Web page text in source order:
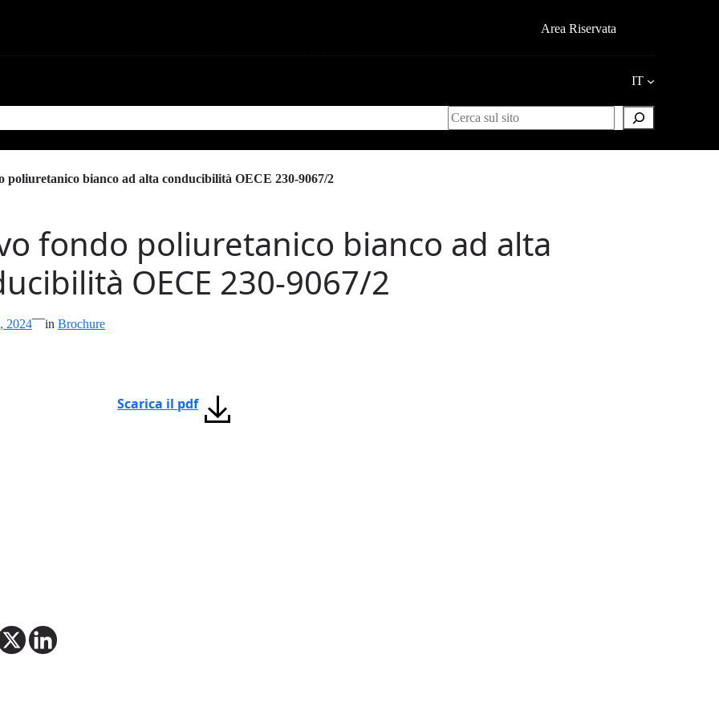
Area Riservata
IT
Search
poliuretanico bianco ad alta conducibilità OECE 230-9067/2
fondo poliuretanico bianco ad alta
OECE 230-9067/2
2024—in Brochure
Scarica il pdf